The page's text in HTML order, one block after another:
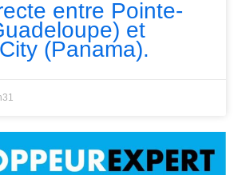
entre Pointe-
et
(Panama).